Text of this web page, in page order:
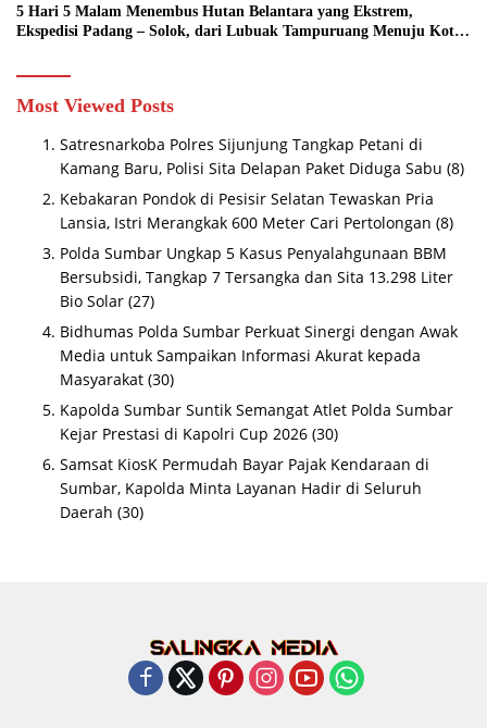
5 Hari 5 Malam Menembus Hutan Belantara yang Ekstrem,
Ekspedisi Padang – Solok, dari Lubuak Tampuruang Menuju Koto
Most Viewed Posts
Satresnarkoba Polres Sijunjung Tangkap Petani di
Kamang Baru, Polisi Sita Delapan Paket Diduga Sabu (8)
Kebakaran Pondok di Pesisir Selatan Tewaskan Pria
Lansia, Istri Merangkak 600 Meter Cari Pertolongan (8)
Polda Sumbar Ungkap 5 Kasus Penyalahgunaan BBM
Bersubsidi, Tangkap 7 Tersangka dan Sita 13.298 Liter
Bio Solar (27)
Bidhumas Polda Sumbar Perkuat Sinergi dengan Awak
Media untuk Sampaikan Informasi Akurat kepada
Masyarakat (30)
Kapolda Sumbar Suntik Semangat Atlet Polda Sumbar
Kejar Prestasi di Kapolri Cup 2026 (30)
Samsat KiosK Permudah Bayar Pajak Kendaraan di
Sumbar, Kapolda Minta Layanan Hadir di Seluruh
Daerah (30)